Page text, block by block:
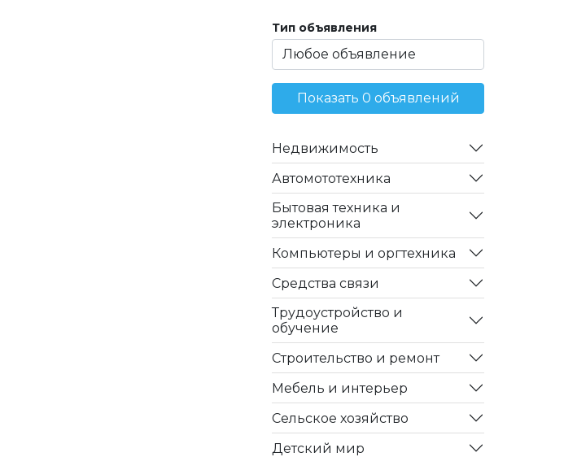
Тип объявления
Показать 0 объявлений
Недвижимость
Автомототехника
Бытовая техника и
электроника
Компьютеры и оргтехника
Средства связи
Трудоустройство и
обучение
Строительство и ремонт
Мебель и интерьер
Сельское хозяйство
Детский мир